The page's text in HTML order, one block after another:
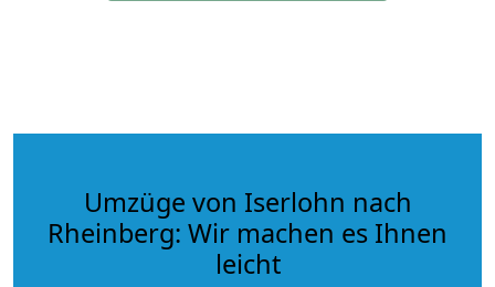
Umzüge von Iserlohn nach
Rheinberg: Wir machen es Ihnen
leicht